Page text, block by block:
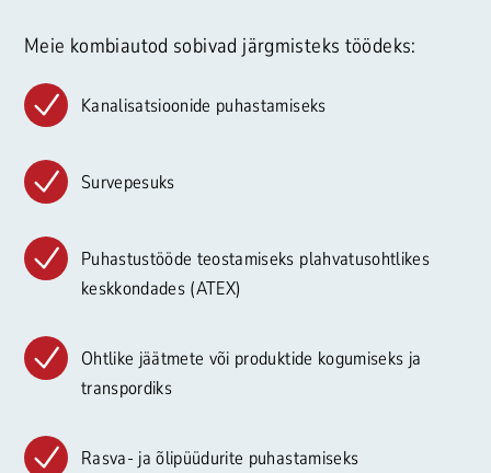
Meie kombiautod sobivad järgmisteks töödeks:
Kanalisatsioonide puhastamiseks
Survepesuks
Puhastustööde teostamiseks plahvatusohtlikes
keskkondades (ATEX)
Ohtlike jäätmete või produktide kogumiseks ja
transpordiks
Rasva- ja õlipüüdurite puhastamiseks